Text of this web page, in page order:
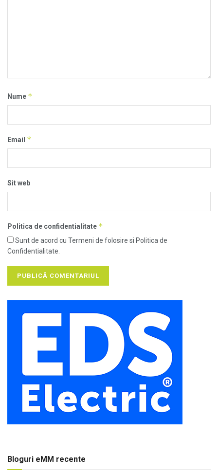
Nume *
Email *
Sit web
Politica de confidentialitate *
Sunt de acord cu Termeni de folosire si Politica de
Confidentialitate.
Bloguri eMM recente